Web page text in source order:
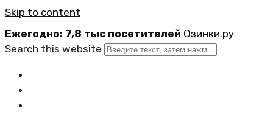
Skip to content
Ежегодно: 7,8 тыс посетителей Озинки.ру
Search this website